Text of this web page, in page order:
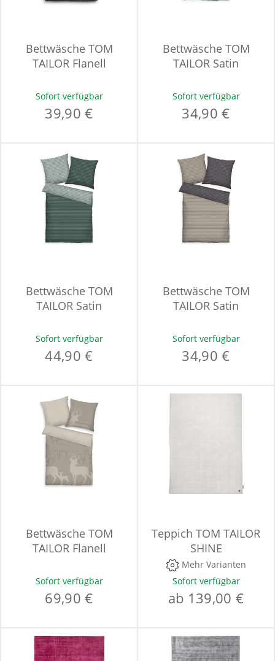
Bettwäsche TOM
TAILOR Flanell
Sofort verfügbar
39,90 €
Bettwäsche TOM
TAILOR Satin
Sofort verfügbar
34,90 €
Bettwäsche TOM
TAILOR Satin
Sofort verfügbar
44,90 €
Bettwäsche TOM
TAILOR Satin
Sofort verfügbar
34,90 €
Bettwäsche TOM
TAILOR Flanell
Sofort verfügbar
69,90 €
Teppich TOM TAILOR
SHINE
Mehr Varianten
Sofort verfügbar
ab 139,00 €